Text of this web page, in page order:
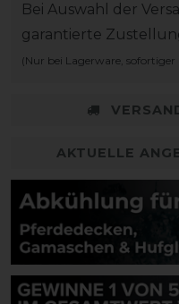
Bei Auswahl der
garantierte
(Nur bei Lagerware,
AKTUELLE